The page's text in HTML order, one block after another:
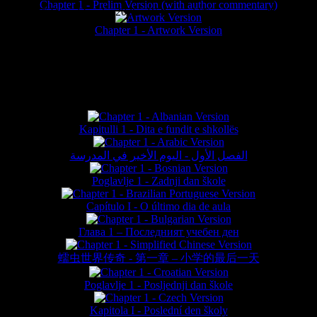
Chapter 1 - Prelim Version (with author commentary)
Chapter 1 - Artwork Version
Kapitulli 1 - Dita e fundit e shkollës
الفصل الأول - اليوم الأخير في المدرسة
Poglavlje 1 - Zadnji dan škole
Capítulo I - O último dia de aula
Глава 1 – Последният учебен ден
蠕虫世界传奇 - 第一章 – 小学的最后一天
Poglavlje 1 - Posljednji dan škole
Kapitola I - Poslední den školy
website © Daniel Lieske 2026 - Wormworld® is a registered